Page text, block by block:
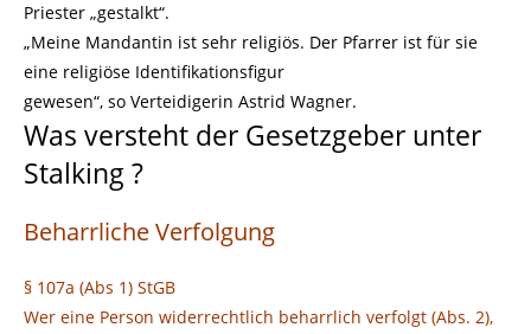
Priester „gestalkt“.
„Meine Mandantin ist sehr religiös. Der Pfarrer ist für sie
eine religiöse Identifikationsfigur
gewesen“, so Verteidigerin Astrid Wagner.
Was versteht der Gesetzgeber unter
Stalking ?
Beharrliche Verfolgung
§ 107a (Abs 1) StGB
Wer eine Person widerrechtlich beharrlich verfolgt (Abs. 2),